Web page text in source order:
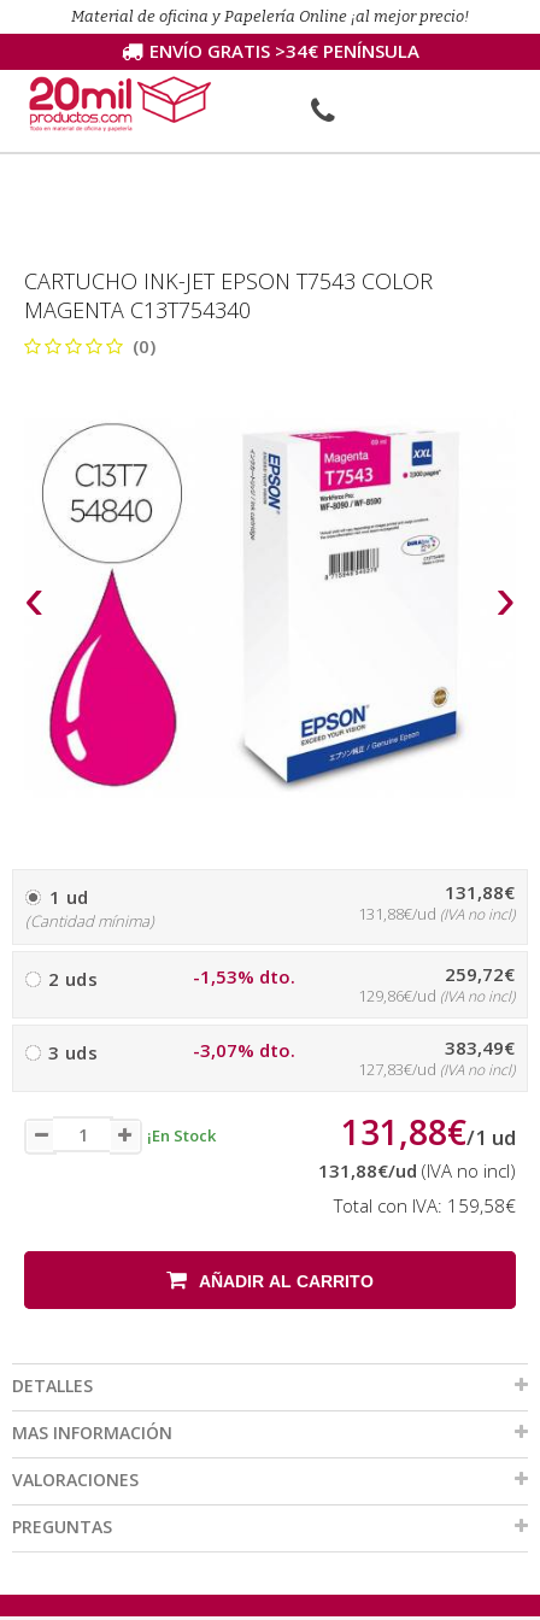
Material de oficina y Papelería Online ¡al mejor precio!
ENVÍO GRATIS >34€ PENÍNSULA
CARTUCHO INK-JET EPSON T7543 COLOR
MAGENTA C13T754340
(0)
‹ ›
1 ud
(Cantidad mínima)
131,88€
131,88€/ud (IVA no incl)
2 uds -1,53% dto. 259,72€
129,86€/ud (IVA no incl)
3 uds -3,07% dto. 383,49€
127,83€/ud (IVA no incl)
¡En Stock 131,88€/1 ud
131,88€/ud (IVA no incl)
Total con IVA: 159,58€
AÑADIR AL CARRITO
DETALLES
MAS INFORMACIÓN
VALORACIONES
PREGUNTAS